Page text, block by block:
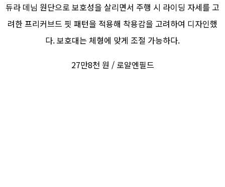
듀라 데님 원단으로 보호성을 살리면서 주행 시 라이딩 자세를 고
려한 프리커브드 핏 패턴을 적용해 착용감을 고려하여 디자인했
다. 보호대는 체형에 맞게 조절 가능하다.
27만8천 원 / 로얄엔필드